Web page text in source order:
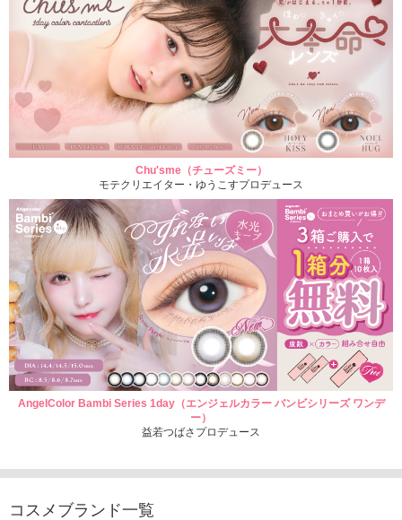
Chu'sme（チューズミー）
モテクリエイター・ゆうこすプロデュース
AngelColor Bambi Series 1day（エンジェルカラー バンビシリーズ ワンデ
ー）
益若つばさプロデュース
コスメブランド一覧